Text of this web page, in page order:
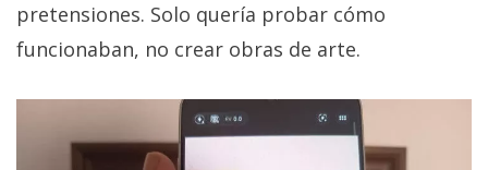
pretensiones. Solo quería probar cómo
funcionaban, no crear obras de arte.